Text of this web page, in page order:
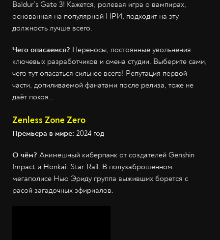
Baldur’s Gate 3! Кажется, ролевая игра о вампирах,
основанная на популярной НРИ, подходит на эту
должность лучше всего.
Чего опасаемся? Переносы, постоянные увольнения
ключевых разработчиков и смена студии. Выберите сами,
чего тут опасаться сильнее всего! Репутация первой
части, допиливаемой фанатами после релиза, тоже не
даёт покоя…
Zenless Zone Zero
Премьера в мире: 2024 год
О чём? Анимешный киберпанк от создателей Genshin
Impact и Honkai: Star Rail. В полузаброшенном
мегаполисе Нью Эриду группа выживших борется с
расой загадочных эфириалов.